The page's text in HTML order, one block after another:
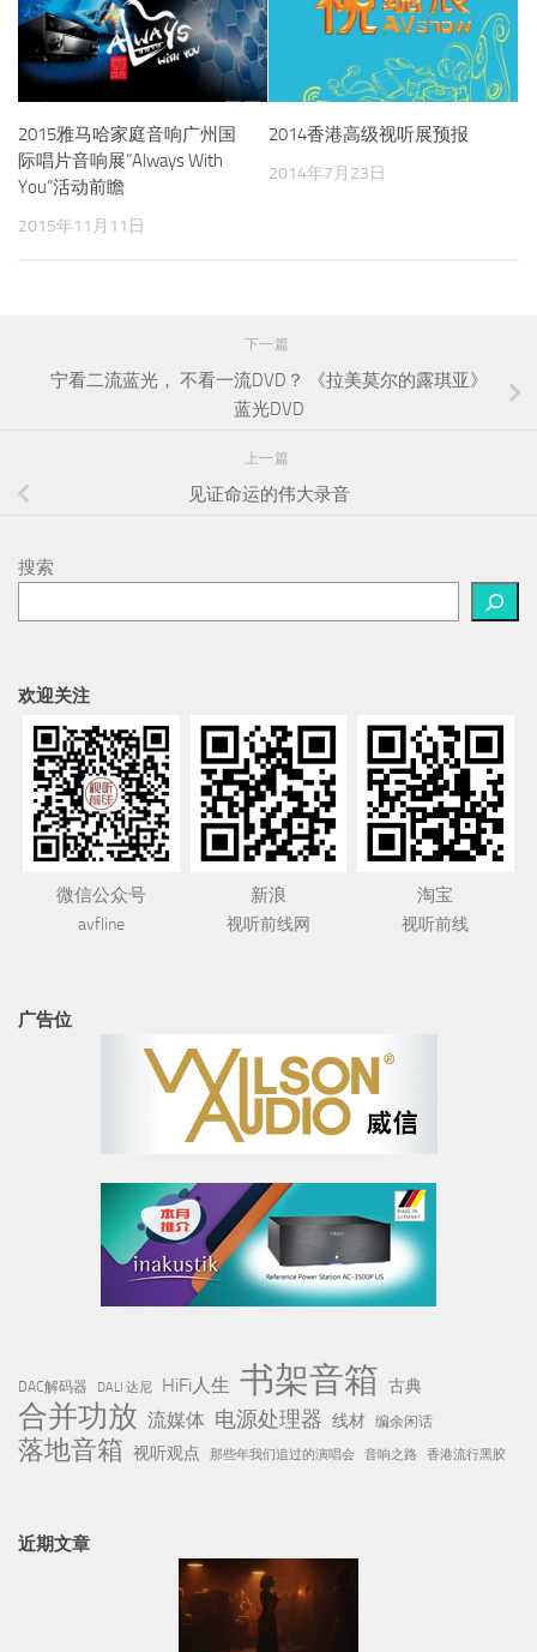
2015雅马哈家庭音响广州国
际唱片音响展“Always With
You”活动前瞻
2015年11月11日
2014香港高级视听展预报
2014年7月23日
下一篇
宁看二流蓝光， 不看一流DVD？ 《拉美莫尔的露琪亚》
蓝光DVD
上一篇
见证命运的伟大录音
搜索
欢迎关注
微信公众号
avfline
新浪
视听前线网
淘宝
视听前线
广告位
DAC解码器 DALI 达尼 HiFi人生 书架音箱 古典
合并功放 流媒体 电源处理器 线材 编余闲话
落地音箱 视听观点 那些年我们追过的演唱会 音响之路 香港流行黑胶
近期文章